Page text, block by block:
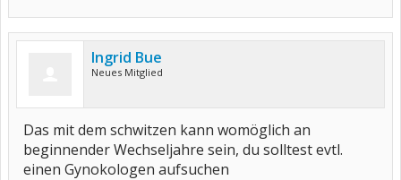
Ingrid Bue
Neues Mitglied
Das mit dem schwitzen kann womöglich an
beginnender Wechseljahre sein, du solltest evtl.
einen Gynokologen aufsuchen